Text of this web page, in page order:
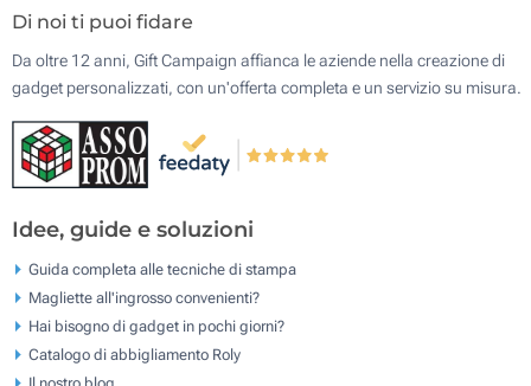
Di noi ti puoi fidare
Da oltre 12 anni, Gift Campaign affianca le aziende nella creazione di
gadget personalizzati, con un'offerta completa e un servizio su misura.
Idee, guide e soluzioni
Guida completa alle tecniche di stampa
Magliette all'ingrosso convenienti?
Hai bisogno di gadget in pochi giorni?
Catalogo di abbigliamento Roly
Il nostro blog